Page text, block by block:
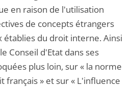
en raison de l'utilisation
de concepts étrangers
établies du droit interne. Ainsi
Conseil d'Etat dans ses
plus loin, sur « la norme
français » et sur « L'influence